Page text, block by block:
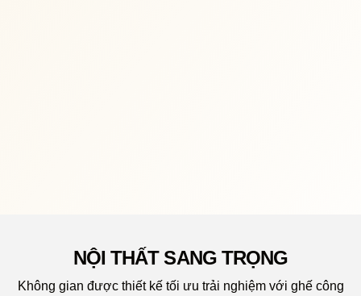
NỘI THẤT SANG TRỌNG
Không gian được thiết kế tối ưu trải nghiệm với ghế công